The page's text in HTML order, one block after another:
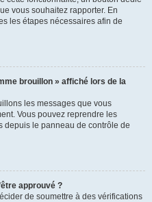
vous souhaitez rapporter. En
les étapes nécessaires afin de
brouillon » affiché lors de la
les messages que vous
Vous pouvez reprendre les
depuis le panneau de contrôle de
approuvé ?
de soumettre à des vérifications